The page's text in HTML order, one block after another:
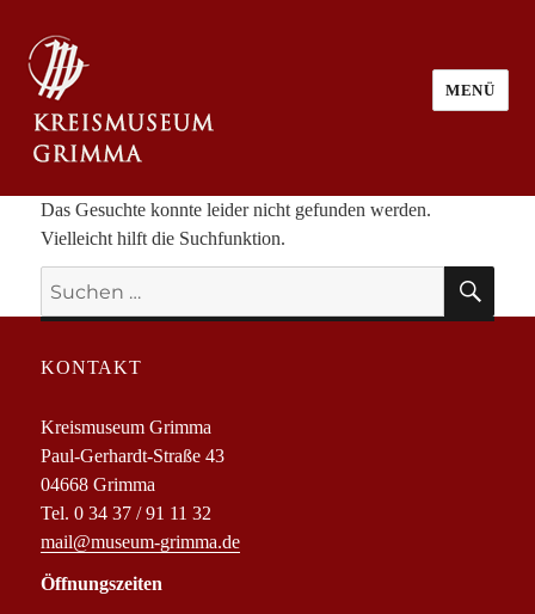
MENÜ
Das Gesuchte konnte leider nicht gefunden werden.
Vielleicht hilft die Suchfunktion.
Suchen
nach:
KONTAKT
Kreismuseum Grimma
Paul-Gerhardt-Straße 43
04668 Grimma
Tel. 0 34 37 / 91 11 32
mail@museum-grimma.de
Öffnungszeiten